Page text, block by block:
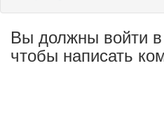
Вы должны войти в
чтобы написать